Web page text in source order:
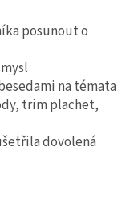
posunout o
na témata
trim plachet,
dovolená